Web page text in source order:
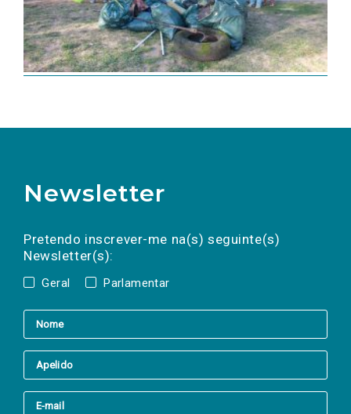
Newsletter
Pretendo inscrever-me na(s) seguinte(s)
Newsletter(s):
Geral Parlamentar
a(s) newsletter(s).
mail